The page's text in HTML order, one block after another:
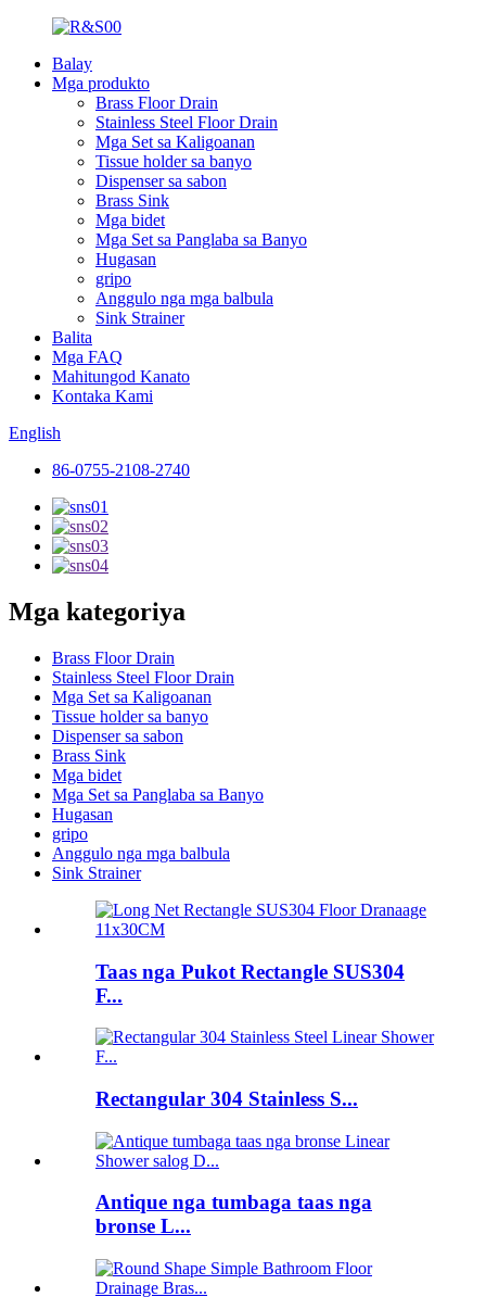
Balay
Mga produkto
Brass Floor Drain
Stainless Steel Floor Drain
Mga Set sa Kaligoanan
Tissue holder sa banyo
Dispenser sa sabon
Brass Sink
Mga bidet
Mga Set sa Panglaba sa Banyo
Hugasan
gripo
Anggulo nga mga balbula
Sink Strainer
Balita
Mga FAQ
Mahitungod Kanato
Kontaka Kami
English
86-0755-2108-2740
Mga kategoriya
Brass Floor Drain
Stainless Steel Floor Drain
Mga Set sa Kaligoanan
Tissue holder sa banyo
Dispenser sa sabon
Brass Sink
Mga bidet
Mga Set sa Panglaba sa Banyo
Hugasan
gripo
Anggulo nga mga balbula
Sink Strainer
Taas nga Pukot Rectangle SUS304
F...
Rectangular 304 Stainless S...
Antique nga tumbaga taas nga
bronse L...